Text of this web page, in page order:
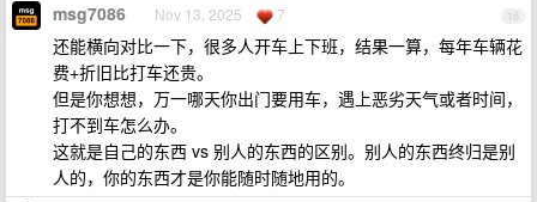
16
msg7086 Nov 13, 2025 7
还能横向对比一下，很多人开车上下班，结果一算，每年车辆花
费+折旧比打车还贵。
但是你想想，万一哪天你出门要用车，遇上恶劣天气或者时间，
打不到车怎么办。
这就是自己的东西 vs 别人的东西的区别。别人的东西终归是别
人的，你的东西才是你能随时随地用的。